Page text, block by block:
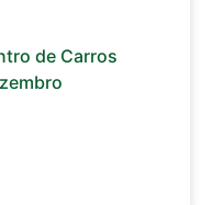
de Carros